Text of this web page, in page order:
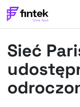
BANKOWOŚĆ
EVENTY
FELIETONY
WYWIADY
Sieć